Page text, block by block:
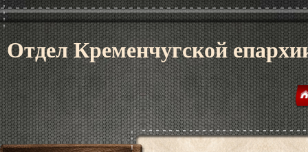
Отдел Кременчугской